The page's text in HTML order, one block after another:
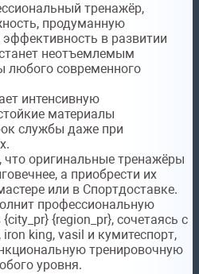
тренажёр,
продуманную
в развитии
неотъемлемым
любого современного
интенсивную
материалы
службы даже при
оригинальные тренажёры
а приобрести их
или в Спортдоставке.
профессиональную
{region_pr}, сочетаясь с
king, vasil и кумитеспорт,
тренировочную
уровня.